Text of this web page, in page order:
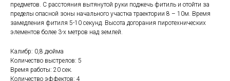
предметов. С расстояния вытянутой руки поджечь фитиль и отойти за
пределы опасной зоны начального участка траектории 8 – 10м. Время
замедления фитиля 5-10 секунд. Высота догорания пиротехнических
элементов более 3-х метров над землей.
Калибр: 0,8 дюйма
Количество выстрелов: 5
Время работы: 20 сек.
Количество эффектов: 4